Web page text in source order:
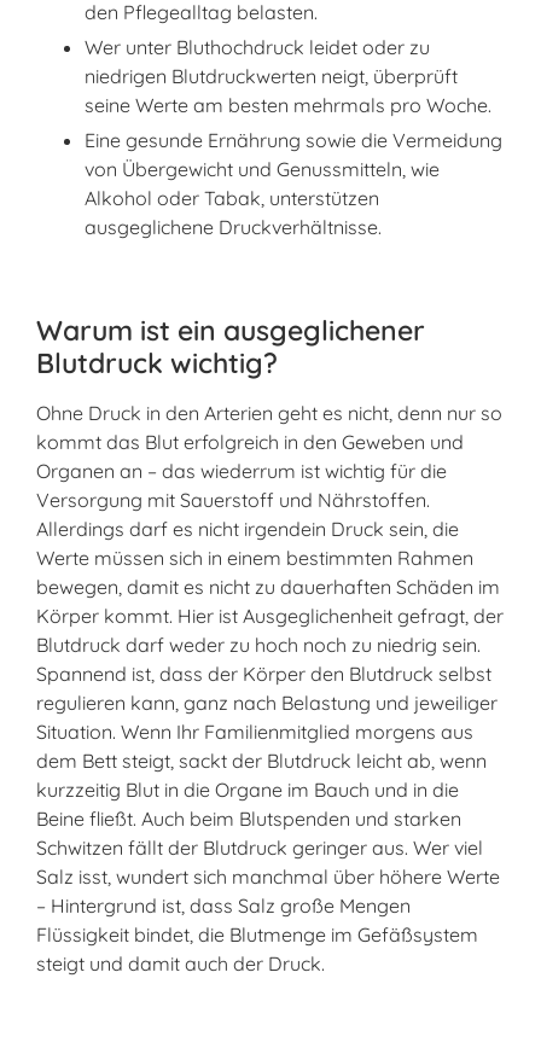
den Pflegealltag belasten.
Wer unter Bluthochdruck leidet oder zu
niedrigen Blutdruckwerten neigt, überprüft
seine Werte am besten mehrmals pro Woche.
Eine gesunde Ernährung sowie die Vermeidung
von Übergewicht und Genussmitteln, wie
Alkohol oder Tabak, unterstützen
ausgeglichene Druckverhältnisse.
Warum ist ein ausgeglichener
Blutdruck wichtig?
Ohne Druck in den Arterien geht es nicht, denn nur so
kommt das Blut erfolgreich in den Geweben und
Organen an – das wiederrum ist wichtig für die
Versorgung mit Sauerstoff und Nährstoffen.
Allerdings darf es nicht irgendein Druck sein, die
Werte müssen sich in einem bestimmten Rahmen
bewegen, damit es nicht zu dauerhaften Schäden im
Körper kommt. Hier ist Ausgeglichenheit gefragt, der
Blutdruck darf weder zu hoch noch zu niedrig sein.
Spannend ist, dass der Körper den Blutdruck selbst
regulieren kann, ganz nach Belastung und jeweiliger
Situation. Wenn Ihr Familienmitglied morgens aus
dem Bett steigt, sackt der Blutdruck leicht ab, wenn
kurzzeitig Blut in die Organe im Bauch und in die
Beine fließt. Auch beim Blutspenden und starken
Schwitzen fällt der Blutdruck geringer aus. Wer viel
Salz isst, wundert sich manchmal über höhere Werte
– Hintergrund ist, dass Salz große Mengen
Flüssigkeit bindet, die Blutmenge im Gefäßsystem
steigt und damit auch der Druck.